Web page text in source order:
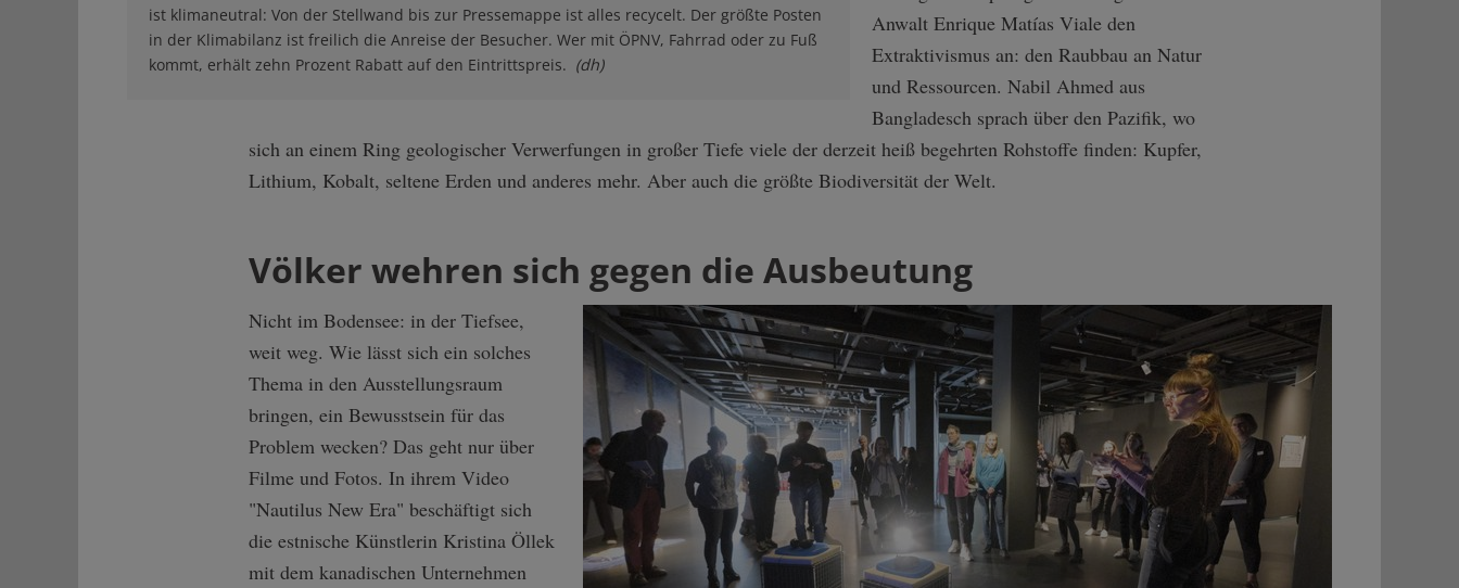
ist klimaneutral: Von der Stellwand bis zur Pressemappe ist alles recycelt. Der größte Posten
in der Klimabilanz ist freilich die Anreise der Besucher. Wer mit ÖPNV, Fahrrad oder zu Fuß
kommt, erhält zehn Prozent Rabatt auf den Eintrittspreis. (dh)
Anwalt Enrique Matías Viale den
Extraktivismus an: den Raubbau an Natur
und Ressourcen. Nabil Ahmed aus
Bangladesch sprach über den Pazifik, wo
sich an einem Ring geologischer Verwerfungen in großer Tiefe viele der derzeit heiß begehrten Rohstoffe finden: Kupfer,
Lithium, Kobalt, seltene Erden und anderes mehr. Aber auch die größte Biodiversität der Welt.
Völker wehren sich gegen die Ausbeutung
Nicht im Bodensee: in der Tiefsee,
weit weg. Wie lässt sich ein solches
Thema in den Ausstellungsraum
bringen, ein Bewusstsein für das
Problem wecken? Das geht nur über
Filme und Fotos. In ihrem Video
"Nautilus New Era" beschäftigt sich
die estnische Künstlerin Kristina Öllek
mit dem kanadischen Unternehmen